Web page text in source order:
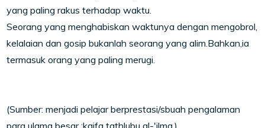
yang paling rakus terhadap waktu.
Seorang yang menghabiskan waktunya dengan mengobrol,
kelalaian dan gosip bukanlah seorang yang alim.Bahkan,ia
termasuk orang yang paling merugi.
(Sumber: menjadi pelajar berprestasi/sbuah pengalaman
para ulama besar :kaifa tathlubu al-'ilma.)